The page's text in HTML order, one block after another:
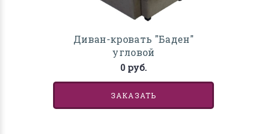
Диван-кровать "Баден"
угловой
0 руб.
ЗАКАЗАТЬ